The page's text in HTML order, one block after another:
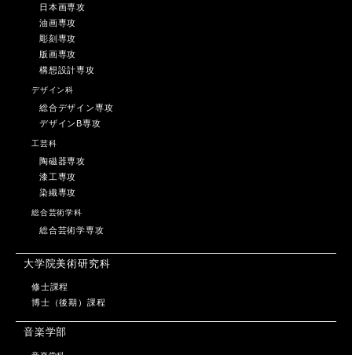
日本画専攻
油画専攻
彫刻専攻
版画専攻
構想設計専攻
デザイン科
総合デザイン専攻
デザインB専攻
工芸科
陶磁器専攻
漆工専攻
染織専攻
総合芸術学科
総合芸術学専攻
大学院美術研究科
修士課程
博士（後期）課程
音楽学部